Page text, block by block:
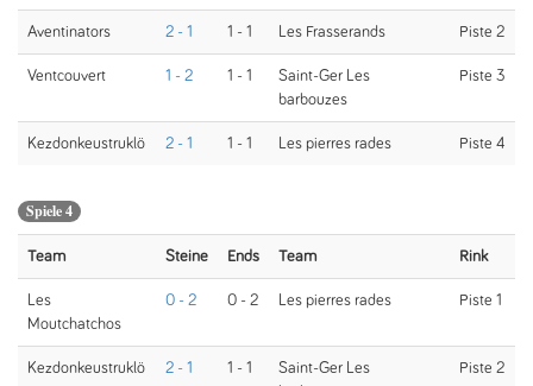
Aventinators 2 - 1 1 - 1 Les Frasserands Piste 2
Ventcouvert 1 - 2 1 - 1
Saint-Ger Les
barbouzes
Piste 3
Kezdonkeustruklö 2 - 1 1 - 1 Les pierres rades Piste 4
Spiele 4
Team Steine Ends Team Rink
Les
Moutchatchos
0 - 2 0 - 2 Les pierres rades Piste 1
Kezdonkeustruklö 2 - 1 1 - 1
Saint-Ger Les
Piste 2